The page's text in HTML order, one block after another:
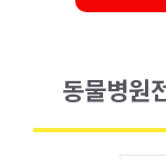
동물병원